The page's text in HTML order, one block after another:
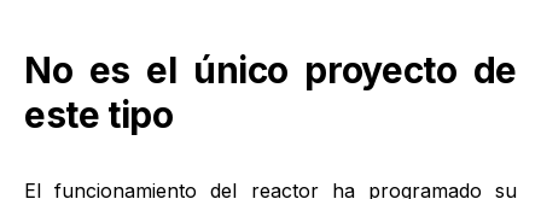
No es el único proyecto de
este tipo
El funcionamiento del reactor ha programado su